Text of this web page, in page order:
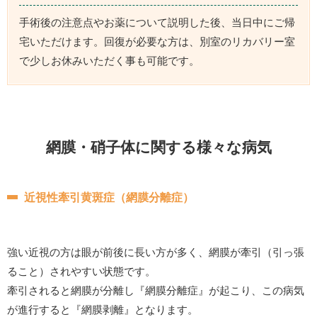
手術後の注意点やお薬について説明した後、当日中にご帰
宅いただけます。回復が必要な方は、別室のリカバリー室
で少しお休みいただく事も可能です。
網膜・硝子体に関する様々な病気
近視性牽引黄斑症（網膜分離症）
強い近視の方は眼が前後に長い方が多く、網膜が牽引（引っ張
ること）されやすい状態です。
牽引されると網膜が分離し『網膜分離症』が起こり、この病気
が進行すると『網膜剥離』となります。